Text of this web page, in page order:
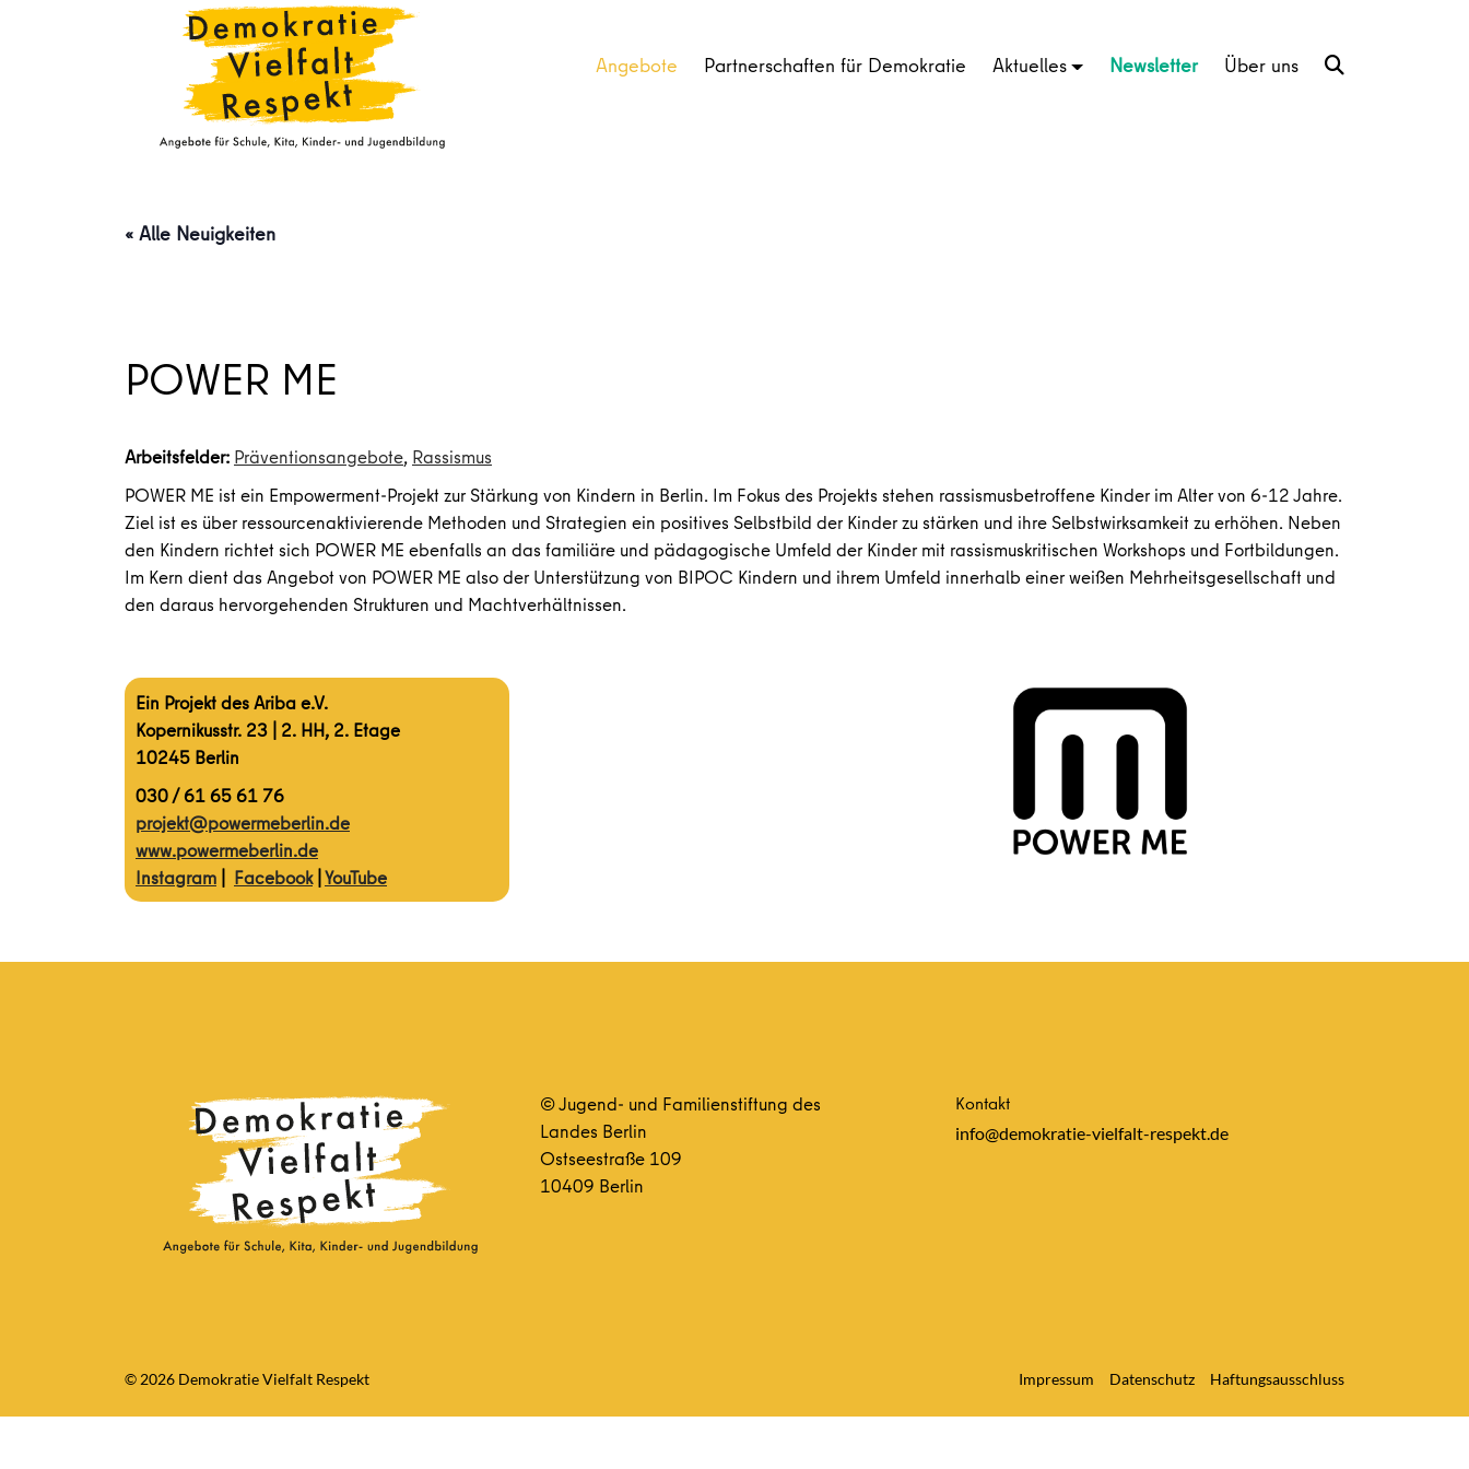
Angebote Partnerschaften für Demokratie Aktuelles Newsletter Über uns
« Alle Neuigkeiten
POWER ME
Arbeitsfelder: Präventionsangebote, Rassismus
POWER ME ist ein Empowerment-Projekt zur Stärkung von Kindern in Berlin. Im Fokus des Projekts stehen rassismusbetroffene Kinder im Alter von 6-12 Jahre.
Ziel ist es über ressourcenaktivierende Methoden und Strategien ein positives Selbstbild der Kinder zu stärken und ihre Selbstwirksamkeit zu erhöhen. Neben
den Kindern richtet sich POWER ME ebenfalls an das familiäre und pädagogische Umfeld der Kinder mit rassismuskritischen Workshops und Fortbildungen.
Im Kern dient das Angebot von POWER ME also der Unterstützung von BIPOC Kindern und ihrem Umfeld innerhalb einer weißen Mehrheitsgesellschaft und
den daraus hervorgehenden Strukturen und Machtverhältnissen.
Ein Projekt des Ariba e.V.
Kopernikusstr. 23 | 2. HH, 2. Etage
10245 Berlin
030 / 61 65 61 76
projekt@powermeberlin.de
www.powermeberlin.de
Instagram | Facebook|YouTube
© Jugend- und Familienstiftung des
Landes Berlin
Ostseestraße 109
10409 Berlin
Kontakt
info@demokratie-vielfalt-respekt.de
© 2026 Demokratie Vielfalt Respekt Impressum Datenschutz Haftungsausschluss